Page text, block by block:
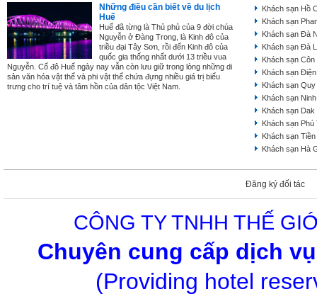
Những điều cần biết về du lịch
Huế
Huế đã từng là Thủ phủ của 9 đời chúa
Nguyễn ở Đàng Trong, là Kinh đô của
triều đại Tây Sơn, rồi đến Kinh đô của
quốc gia thống nhất dưới 13 triều vua
Nguyễn. Cố đô Huế ngày nay vẫn còn lưu giữ trong lòng những di
sản văn hóa vật thể và phi vật thể chứa đựng nhiều giá trị biểu
trưng cho trí tuệ và tâm hồn của dân tộc Việt Nam.
Khách sạn Hồ
Khách sạn
Khách sạn Đà
Khách sạn Đà
Khách sạn
Khách sạn
Khách sạn
Khách sạn
Khách sạn Dak
Khách sạn Phú
Khách sạn
Khách sạn Hà
Đăng ký đối tác
CÔNG TY TNHH THẾ
Chuyên cung cấp dịch
(Providing hotel